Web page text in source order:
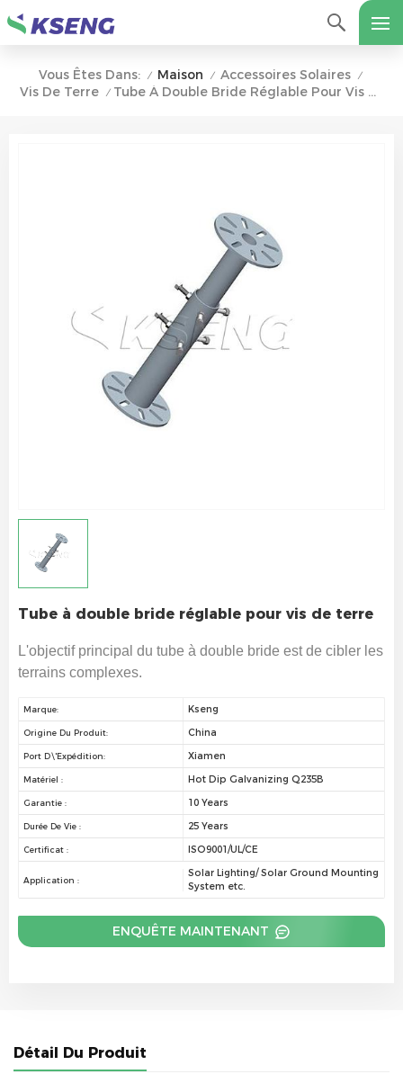
Vous Êtes Dans: / Maison / Accessoires Solaires /
Vis De Terre / Tube À Double Bride Réglable Pour Vis De Terre
Tube à double bride réglable pour vis de terre
L'objectif principal du tube à double bride est de cibler les
terrains complexes.
Marque: Kseng
Origine Du Produit: China
Port D\'expédition: Xiamen
Matériel : Hot Dip Galvanizing Q235B
Garantie : 10 Years
Durée De Vie : 25 Years
Certificat : ISO9001/UL/CE
Application :
Solar Lighting/ Solar Ground Mounting
System etc.
ENQUÊTE MAINTENANT
Détail Du Produit